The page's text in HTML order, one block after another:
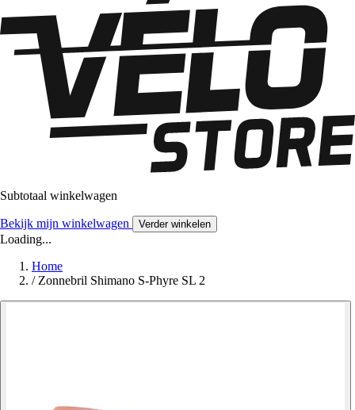
Subtotaal winkelwagen
Bekijk mijn winkelwagen Verder winkelen
Loading...
Home
/ Zonnebril Shimano S-Phyre SL 2